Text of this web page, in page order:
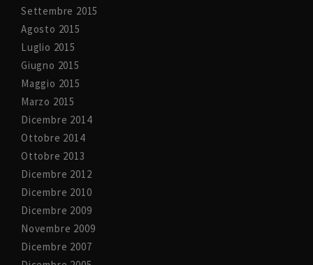
Settembre 2015
Agosto 2015
Luglio 2015
Giugno 2015
Maggio 2015
Marzo 2015
Dicembre 2014
Ottobre 2014
Ottobre 2013
Dicembre 2012
Dicembre 2010
Dicembre 2009
Novembre 2009
Dicembre 2007